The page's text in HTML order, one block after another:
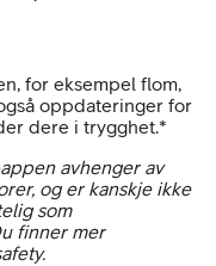
for eksempel flom,
oppdateringer for
dere i trygghet.*
avhenger av
og er kanskje ikke
som
finner mer